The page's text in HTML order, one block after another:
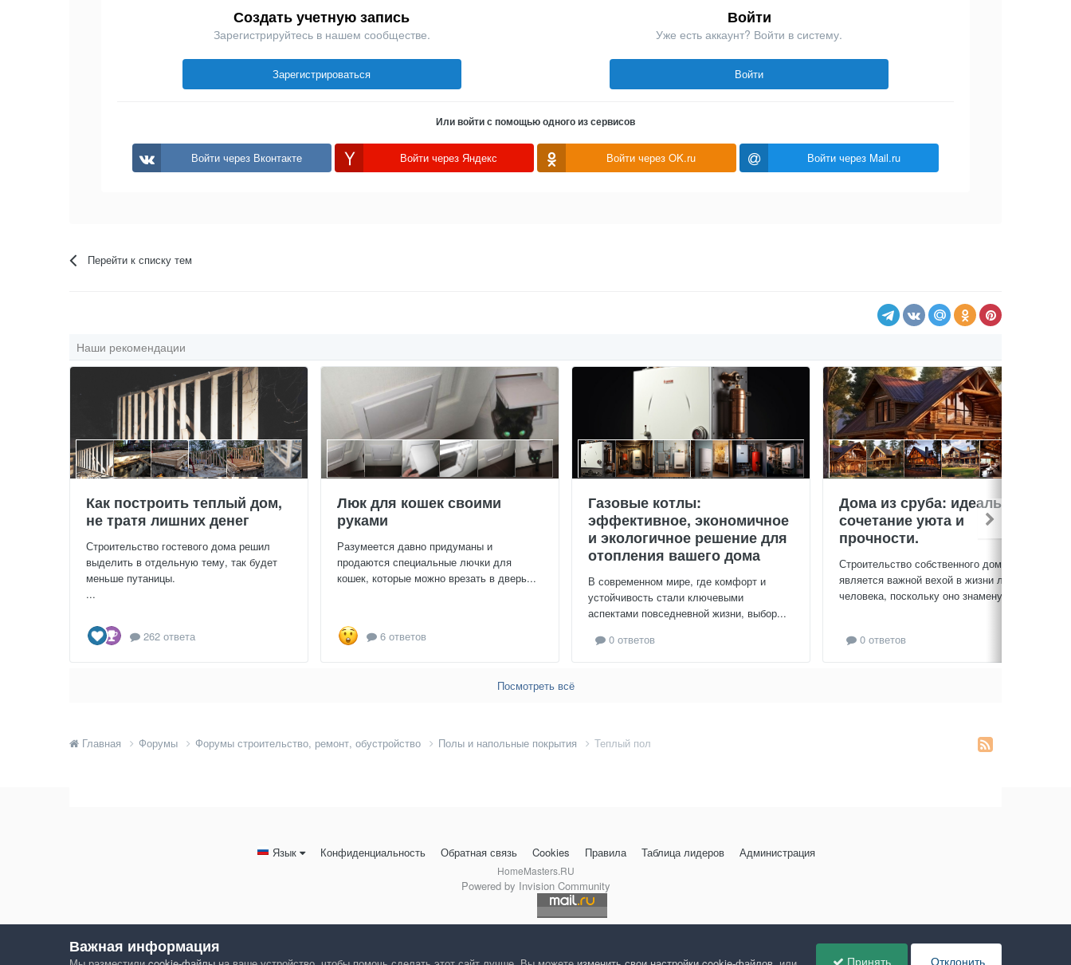
Создать учетную запись
Зарегистрируйтесь в нашем сообществе.
Зарегистрироваться
Войти
Уже есть аккаунт? Войти в систему.
Войти
Или войти с помощью одного из сервисов
Войти через Вконтакте Войти через Яндекс Войти через OK.ru Войти через Mail.ru
Перейти к списку тем
Наши рекомендации
Как построить теплый дом,
не тратя лишних денег
Строительство гостевого дома решил
выделить в отдельную тему, так будет
меньше путаницы.
...
262 ответа
Люк для кошек своими
руками
Разумеется давно придуманы и
продаются специальные лючки для
кошек, которые можно врезать в дверь...
6 ответов
Газовые котлы:
эффективное, экономичное
и экологичное решение для
отопления вашего дома
В современном мире, где комфорт и
устойчивость стали ключевыми
аспектами повседневной жизни, выбор...
0 ответов
Дома из сруба: идеальное
сочетание уюта и
прочности.
Строительство собственного дома
является важной вехой в жизни любого
человека, поскольку оно знаменует...
0 ответов
Посмотреть всё
Главная Форумы Форумы строительство, ремонт, обустройство Полы и напольные покрытия Теплый пол
Язык Конфиденциальность Обратная связь Cookies Правила Таблица лидеров Администрация
HomeMasters.RU
Powered by Invision Community
Важная информация
Принять Отклонить